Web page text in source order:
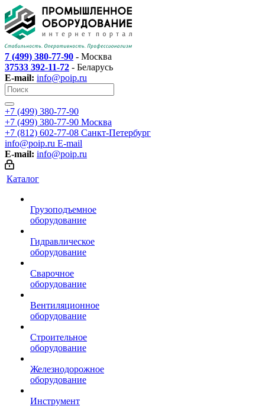
7 (499) 380-77-90 - Москва
37533 392-11-72 - Беларусь
E-mail: info@poip.ru
+7 (499) 380-77-90
+7 (499) 380-77-90 Москва
+7 (812) 602-77-08 Санкт-Петербург
info@poip.ru E-mail
E-mail: info@poip.ru
Каталог
Грузоподъемное
оборудование
Гидравлическое
оборудование
Сварочное
оборудование
Вентиляционное
оборудование
Строительное
оборудование
Железнодорожное
оборудование
Инструмент